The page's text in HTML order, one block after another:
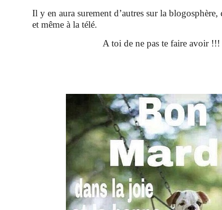
Il y en aura surement d’autres sur la
et même à la télé.
A toi de ne pas te faire avoir !!!